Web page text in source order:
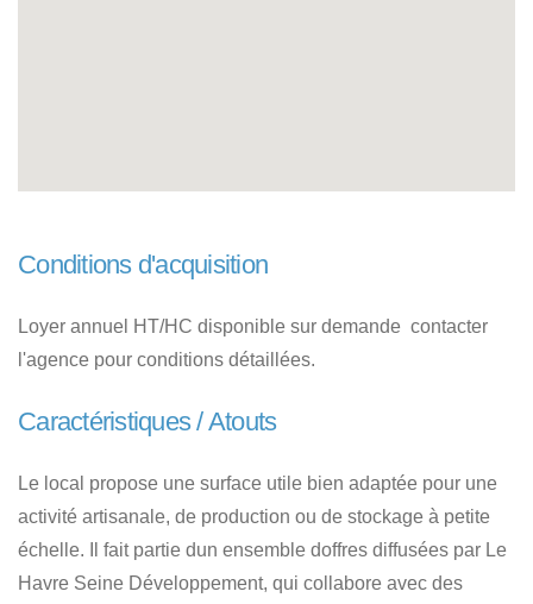
Conditions d'acquisition
Loyer annuel HT/HC disponible sur demande  contacter
l'agence pour conditions détaillées.
Caractéristiques / Atouts
Le local propose une surface utile bien adaptée pour une
activité artisanale, de production ou de stockage à petite
échelle. Il fait partie dun ensemble doffres diffusées par Le
Havre Seine Développement, qui collabore avec des